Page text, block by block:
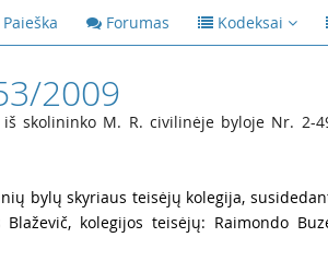
Paieška Forumas Kodeksai
2009
skolininko M. R. civilinėje byloje Nr. 2-
bylų skyriaus teisėjų kolegija,
kolegijos teisėjų: Raimondo